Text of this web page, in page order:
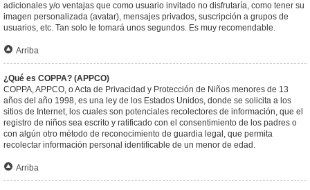
adicionales y/o ventajas que como usuario invitado no disfrutaría, como tener su
imagen personalizada (avatar), mensajes privados, suscripción a grupos de
usuarios, etc. Tan solo le tomará unos segundos. Es muy recomendable.
Arriba
¿Qué es COPPA? (APPCO)
COPPA, APPCO, o Acta de Privacidad y Protección de Niños menores de 13
años del año 1998, es una ley de los Estados Unidos, donde se solicita a los
sitios de Internet, los cuales son potenciales recolectores de información, que el
registro de niños sea escrito y ratificado con el consentimiento de los padres o
con algún otro método de reconocimiento de guardia legal, que permita
recolectar información personal identificable de un menor de edad.
Arriba